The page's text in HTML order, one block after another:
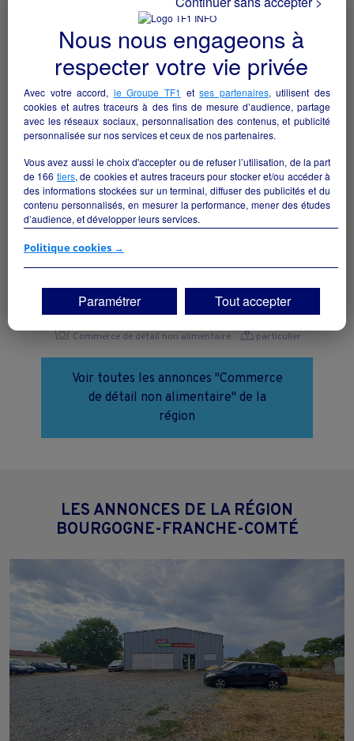
Saulieu - 21210
Commerce de détail non alimentaire particulier
Moirans-en-Montagne - 39260
Commerce de détail non alimentaire particulier
Voir toutes les annonces "Commerce
de détail non alimentaire" de la
région
LES ANNONCES DE LA RÉGION
BOURGOGNE-FRANCHE-COMTÉ
Nous nous engageons à
respecter votre vie privée
Avec votre accord, le Groupe TF1 etses partenaires, utilisent des
cookies et autres traceurs à des fins de mesure d’audience, partage
avec les réseaux sociaux, personnalisation des contenus, et publicité
personnalisée sur nos services et ceux de nos partenaires.
Vous avez aussi le choix d'accepter ou de refuser l’utilisation, de la part
de 166 tiers, de cookies et autres traceurs pour stocker et/ou accéder à
des informations stockées sur un terminal, diffuser des publicités et du
contenu personnalisés, en mesurer la performance, mener des études
d’audience, et développer leurs services.
Si vous continuez sans accepter, les fonctionnalités liées à la
vos centres d'intérêt. Seuls lescookies/traceurs techniquesseront
déposés et lus sur votre terminal.
Vous pouvez exprimer vos choix en cliquant sur "Tout accepter",
"Continuer sans accepter" ou "Paramétrer", et les modifier à tout
moment en cliquant sur le lien "Paramétrez vos choix" situé en bas de
Politique cookies →
Paramétrer Tout accepter